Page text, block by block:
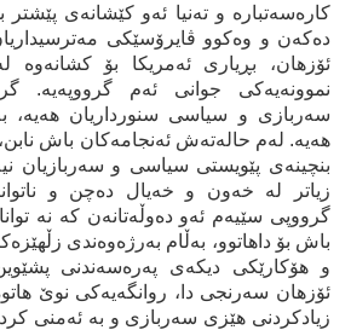
کارەسەتبارە و تەنیا ئەو کێشانەی پێشتر
دەکەن و وەکوو ڤایرۆسێکی
ئۆزهان، بڕیاری ئەمریکا بۆ کشانەوە
نموونەیەکی جوانی ئەم گرووپەیە.
سەربازی و سیاسی سنورداریان هەیە،
هەیە. لەم حالەتەش ئەنجامەکان باش
بنچینەی پێویستی سیاسی و سەربازیان
زیاتر لە خەون و خەیال دەچن و
گرووپی سێیەم ئەو دەوڵەتانەن کە نە
باش بۆ داهاتوو، بەڵام بەرژەوەندی
و هۆکارێکی دیکەی پەرەسەندنی
ئۆزهان سەرنجی دا، روانگەیەکی نوێ
زیادکردنی هێزی سەربازی و بە ئەمنی